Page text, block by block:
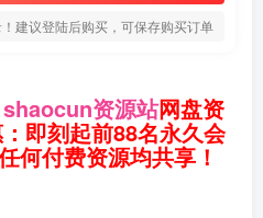
建议登陆后购买，可保存购买订单
shaocun资源站网盘资
即刻起前88名永久会
何付费资源均共享！